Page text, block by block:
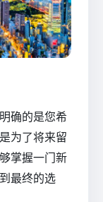
确的是您希
为了将来留
掌握一门新
最终的选